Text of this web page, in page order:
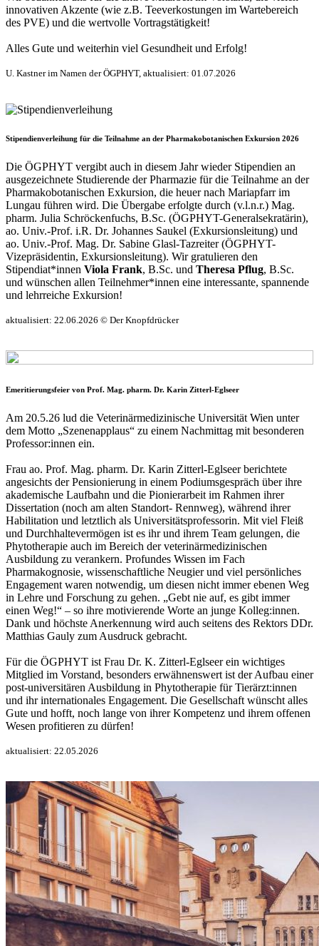
innovativen Akzente (wie z.B. Teeverkostungen im Wartebereich
des PVE) und die wertvolle Vortragstätigkeit!
Alles Gute und weiterhin viel Gesundheit und Erfolg!
U. Kastner im Namen der ÖGPHYT, aktualisiert: 01.07.2026
Stipendienverleihung für die Teilnahme an der Pharmakobotanischen Exkursion 2026
Die ÖGPHYT vergibt auch in diesem Jahr wieder Stipendien an
ausgezeichnete Studierende der Pharmazie für die Teilnahme an der
Pharmakobotanischen Exkursion, die heuer nach Mariapfarr im
Lungau führen wird. Die Übergabe erfolgte durch (v.l.n.r.) Mag.
pharm. Julia Schröckenfuchs, B.Sc. (ÖGPHYT-Generalsekratärin),
ao. Univ.-Prof. i.R. Dr. Johannes Saukel (Exkursionsleitung) und
ao. Univ.-Prof. Mag. Dr. Sabine Glasl-Tazreiter (ÖGPHYT-
Vizepräsidentin, Exkursionsleitung). ​Wir gratulieren den
Stipendiat*innen Viola Frank, B.Sc. und Theresa Pflug, B.Sc.
und wünschen allen Teilnehmer*innen eine interessante, spannende
und lehrreiche Exkursion!
aktualisiert: 22.06.2026 © Der Knopfdrücker
Emeritierungsfeier von Prof. Mag. pharm. Dr. Karin Zitterl-Eglseer
Am 20.5.26 lud die Veterinärmedizinische Universität Wien unter
dem Motto „Szenenapplaus“ zu einem Nachmittag mit besonderen
Professor:innen ein.
Frau ao. Prof. Mag. pharm. Dr. Karin Zitterl-Eglseer berichtete
angesichts der Pensionierung in einem Podiumsgespräch über ihre
akademische Laufbahn und die Pionierarbeit im Rahmen ihrer
Dissertation (noch am alten Standort- Rennweg), während ihrer
Habilitation und letztlich als Universitätsprofessorin. Mit viel Fleiß
und Durchhaltevermögen ist es ihr und ihrem Team gelungen, die
Phytotherapie auch im Bereich der veterinärmedizinischen
Ausbildung zu verankern. Profundes Wissen im Fach
Pharmakognosie, wissenschaftliche Neugier und viel persönliches
Engagement waren notwendig, um diesen nicht immer ebenen Weg
in Lehre und Forschung zu gehen. „Gebt nie auf, es gibt immer
einen Weg!“ – so ihre motivierende Worte an junge Kolleg:innen.
Dank und höchste Anerkennung wird auch seitens des Rektors DDr.
Matthias Gauly zum Ausdruck gebracht.
Für die ÖGPHYT ist Frau Dr. K. Zitterl-Eglseer ein wichtiges
Mitglied im Vorstand, besonders erwähnenswert ist der Aufbau einer
post-universitären Ausbildung in Phytotherapie für Tierärzt:innen
und ihr internationales Engagement. Die Gesellschaft wünscht alles
Gute und hofft, noch lange von ihrer Kompetenz und ihrem offenen
Wesen profitieren zu dürfen!
aktualisiert: 22.05.2026